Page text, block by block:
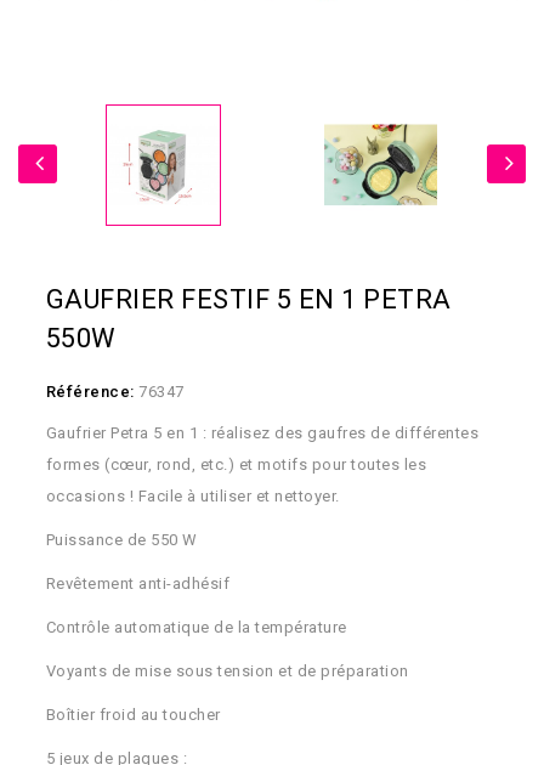
GAUFRIER FESTIF 5 EN 1 PETRA
550W
Référence: 76347
Gaufrier Petra 5 en 1 : réalisez des gaufres de différentes
formes (cœur, rond, etc.) et motifs pour toutes les
occasions ! Facile à utiliser et nettoyer.
Puissance de 550 W
Revêtement anti-adhésif
Contrôle automatique de la température
Voyants de mise sous tension et de préparation
Boîtier froid au toucher
5 jeux de plaques :